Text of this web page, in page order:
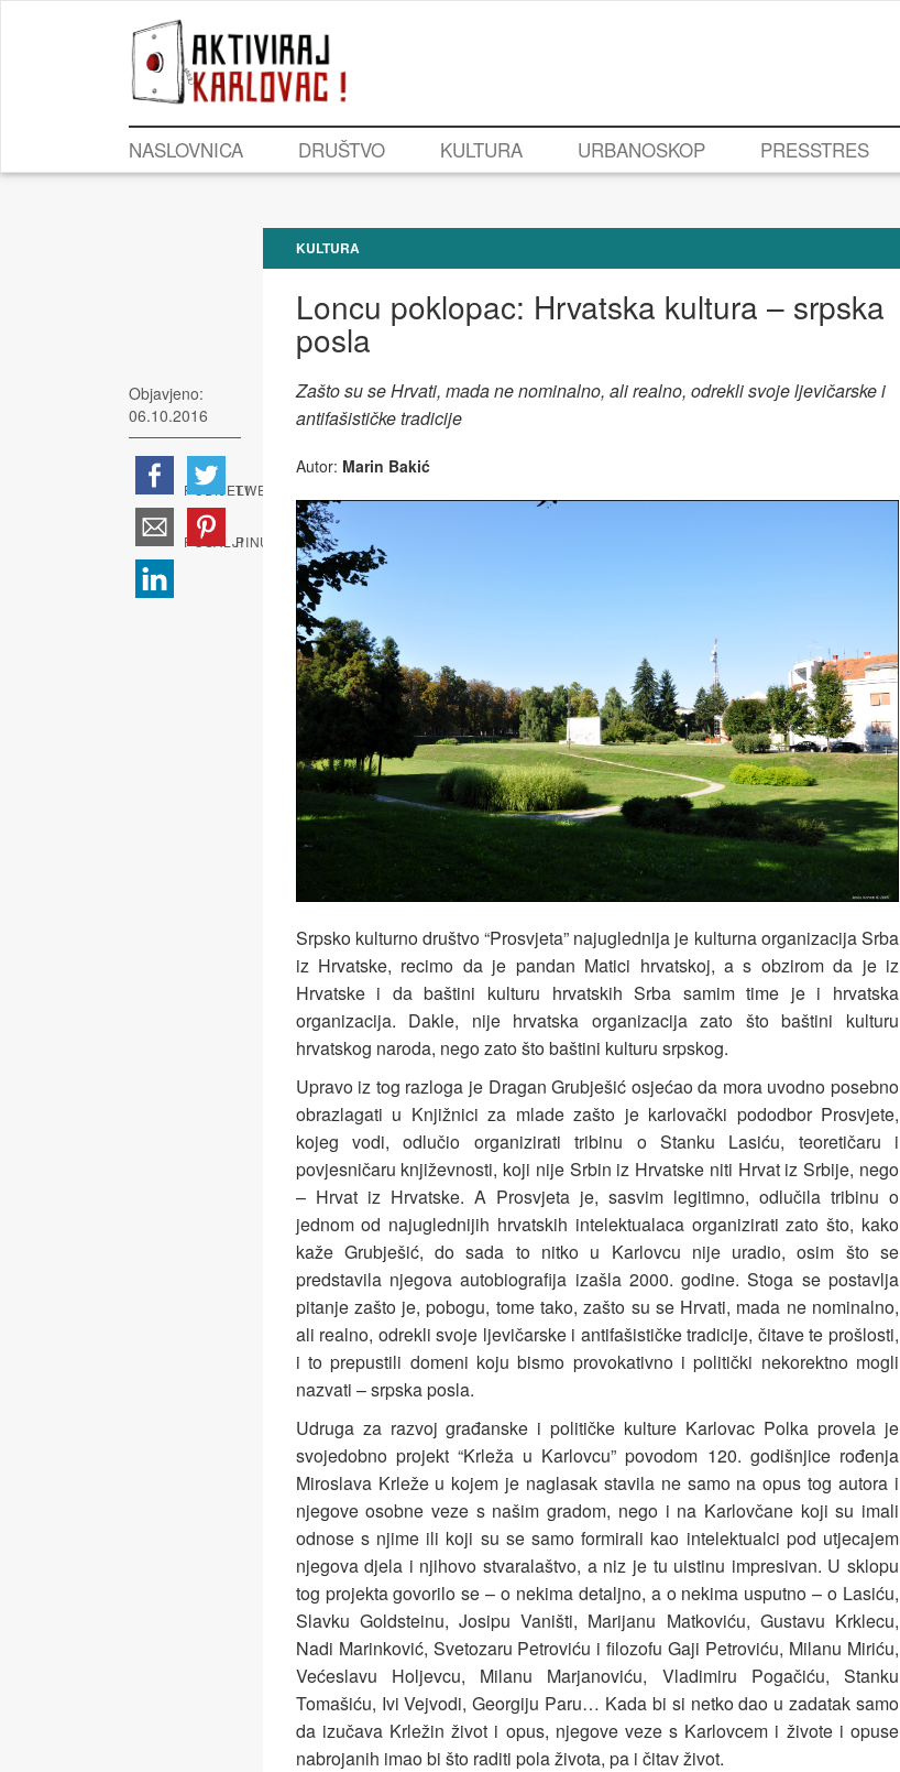
NASLOVNICA DRUŠTVO KULTURA URBANOSKOP PRESSTRES
Objavjeno:
06.10.2016
KULTURA
Loncu poklopac: Hrvatska kultura – srpska
posla
Zašto su se Hrvati, mada ne nominalno, ali realno, odrekli svoje ljevičarske i
antifašističke tradicije
Autor: Marin Bakić
Srpsko kulturno društvo “Prosvjeta” najuglednija je kulturna organizacija Srba
iz Hrvatske, recimo da je pandan Matici hrvatskoj, a s obzirom da je iz
Hrvatske i da baštini kulturu hrvatskih Srba samim time je i hrvatska
organizacija. Dakle, nije hrvatska organizacija zato što baštini kulturu
hrvatskog naroda, nego zato što baštini kulturu srpskog.
Upravo iz tog razloga je Dragan Grubješić osjećao da mora uvodno posebno
obrazlagati u Knjižnici za mlade zašto je karlovački pododbor Prosvjete,
kojeg vodi, odlučio organizirati tribinu o Stanku Lasiću, teoretičaru i
povjesničaru književnosti, koji nije Srbin iz Hrvatske niti Hrvat iz Srbije, nego
– Hrvat iz Hrvatske. A Prosvjeta je, sasvim legitimno, odlučila tribinu o
jednom od najuglednijih hrvatskih intelektualaca organizirati zato što, kako
kaže Grubješić, do sada to nitko u Karlovcu nije uradio, osim što se
predstavila njegova autobiografija izašla 2000. godine. Stoga se postavlja
pitanje zašto je, pobogu, tome tako, zašto su se Hrvati, mada ne nominalno,
ali realno, odrekli svoje ljevičarske i antifašističke tradicije, čitave te prošlosti,
i to prepustili domeni koju bismo provokativno i politički nekorektno mogli
nazvati – srpska posla.
Udruga za razvoj građanske i političke kulture Karlovac Polka provela je
svojedobno projekt “Krleža u Karlovcu” povodom 120. godišnjice rođenja
Miroslava Krleže u kojem je naglasak stavila ne samo na opus tog autora i
njegove osobne veze s našim gradom, nego i na Karlovčane koji su imali
odnose s njime ili koji su se samo formirali kao intelektualci pod utjecajem
njegova djela i njihovo stvaralaštvo, a niz je tu uistinu impresivan. U sklopu
tog projekta govorilo se – o nekima detaljno, a o nekima usputno – o Lasiću,
Slavku Goldsteinu, Josipu Vaništi, Marijanu Matkoviću, Gustavu Krklecu,
Nadi Marinković, Svetozaru Petroviću i filozofu Gaji Petroviću, Milanu Miriću,
Većeslavu Holjevcu, Milanu Marjanoviću, Vladimiru Pogačiću, Stanku
Tomašiću, Ivi Vejvodi, Georgiju Paru… Kada bi si netko dao u zadatak samo
da izučava Krležin život i opus, njegove veze s Karlovcem i živote i opuse
nabrojanih imao bi što raditi pola života, pa i čitav život.